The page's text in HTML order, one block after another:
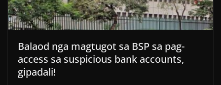
Balaod nga magtugot sa BSP sa pag-
access sa suspicious bank accounts,
gipadali!